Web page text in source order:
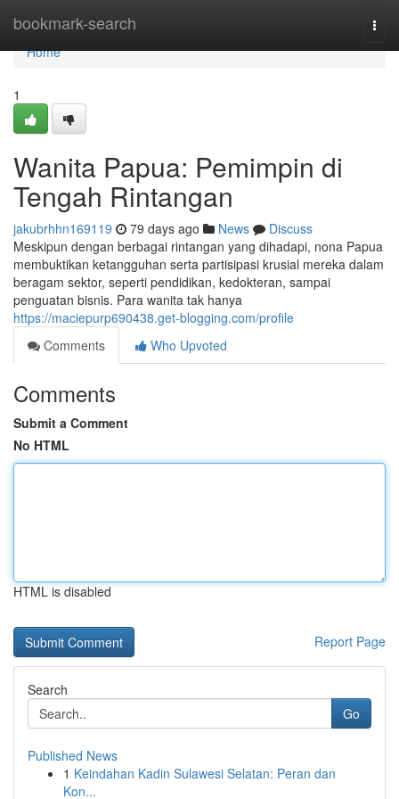
bookmark-search
Home
Home
1
Wanita Papua: Pemimpin di
Tengah Rintangan
jakubrhhn169119 79 days ago News
Discuss
Meskipun dengan berbagai rintangan yang dihadapi, nona Papua
membuktikan ketangguhan serta partisipasi krusial mereka dalam
beragam sektor, seperti pendidikan, kedokteran, sampai
penguatan bisnis. Para wanita tak hanya
https://maciepurp690438.get-blogging.com/profile
Comments
Who Upvoted
Comments
Submit a Comment
No HTML
HTML is disabled
Report Page
Search
Go
Published News
1 Keindahan Kadin Sulawesi Selatan: Peran dan
Kon...